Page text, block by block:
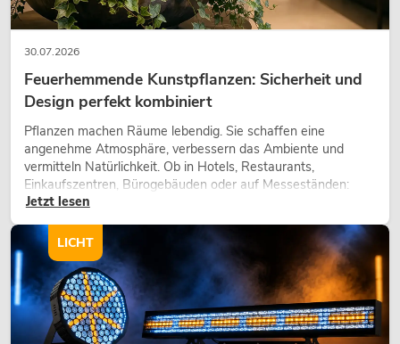
30.07.2026
Feuerhemmende Kunstpflanzen: Sicherheit und
Design perfekt kombiniert
Pflanzen machen Räume lebendig. Sie schaffen eine
angenehme Atmosphäre, verbessern das Ambiente und
vermitteln Natürlichkeit. Ob in Hotels, Restaurants,
Einkaufszentren, Bürogebäuden oder auf Messeständen:
eine hochwertige Begrünung gehört heute längst zum
Jetzt lesen
LICHT